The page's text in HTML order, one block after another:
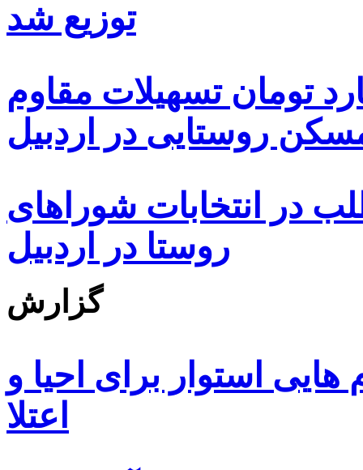
توزیع شد
هزار و ۴۸۰ میلیارد تومان تسهیلات مقاوم
روستایی در اردبیل
از ۵۰۰۰ داوطلب در انتخابات شوراهای
روستا در اردبیل
گزارش
استوار برای احیا و
اعتلا